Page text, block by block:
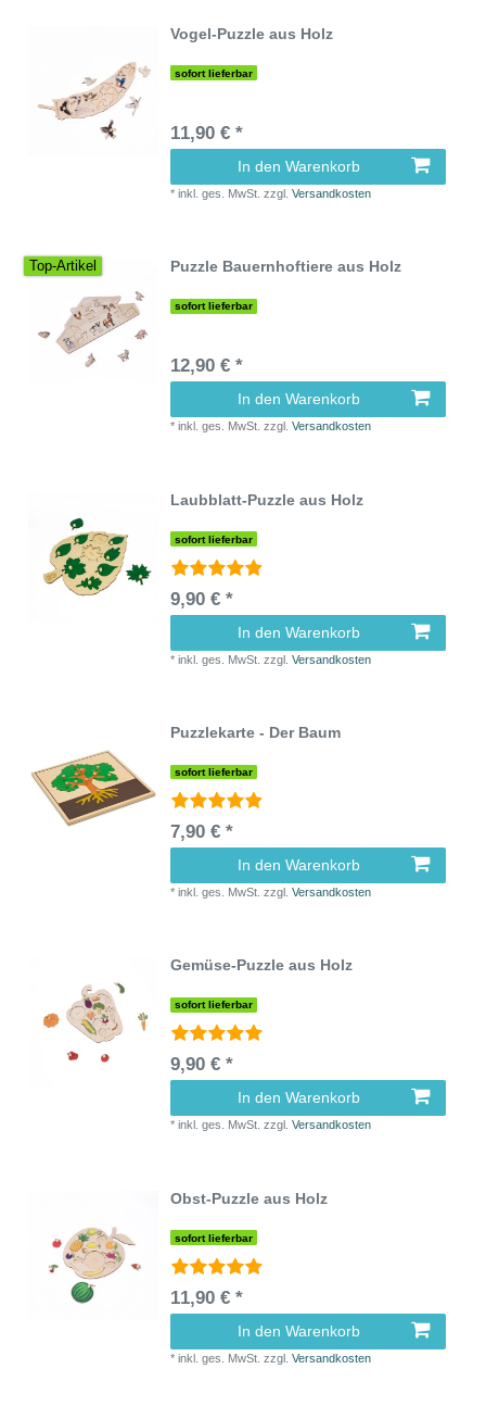
Vogel-Puzzle aus Holz
sofort lieferbar
11,90 € *
In den Warenkorb
*inkl. ges. MwSt. zzgl.Versandkosten
Top-Artikel Puzzle Bauernhoftiere aus Holz
sofort lieferbar
12,90 € *
In den Warenkorb
*inkl. ges. MwSt. zzgl.Versandkosten
Laubblatt-Puzzle aus Holz
sofort lieferbar
9,90 € *
In den Warenkorb
*inkl. ges. MwSt. zzgl.Versandkosten
Puzzlekarte - Der Baum
sofort lieferbar
7,90 € *
In den Warenkorb
*inkl. ges. MwSt. zzgl.Versandkosten
Gemüse-Puzzle aus Holz
sofort lieferbar
9,90 € *
In den Warenkorb
*inkl. ges. MwSt. zzgl.Versandkosten
Obst-Puzzle aus Holz
sofort lieferbar
11,90 € *
In den Warenkorb
*inkl. ges. MwSt. zzgl.Versandkosten